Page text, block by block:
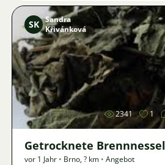
Bild
SK
Sandra
Křivánková
2341 1
Getrocknete Brennnessel
vor 1 Jahr • Brno,? km • Angebot